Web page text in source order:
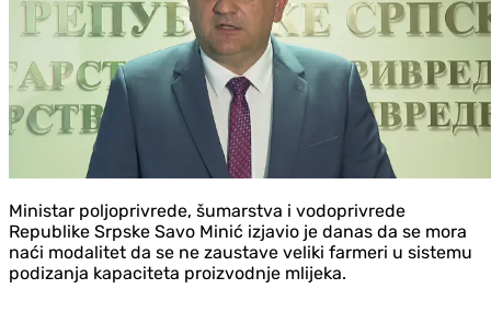
Ministar poljoprivrede, šumarstva i vodoprivrede
Republike Srpske Savo Minić izjavio je danas da se mora
naći modalitet da se ne zaustave veliki farmeri u sistemu
podizanja kapaciteta proizvodnje mlijeka.